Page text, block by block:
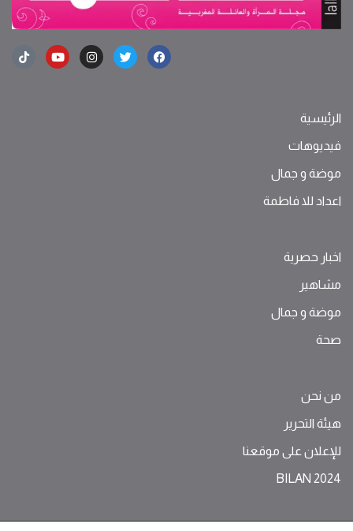
الرئيسية
فيديوهات
موضة ‫و‬ ‫‬‫جمال‬
اعداد للا فاطمة
اخبار حصرية
مشاهير
موضة ‫و‬ ‫‬‫جمال‬
صحة
من نحن
هيئة التحرير
للإعلان على موقعنا
BILAN 2024